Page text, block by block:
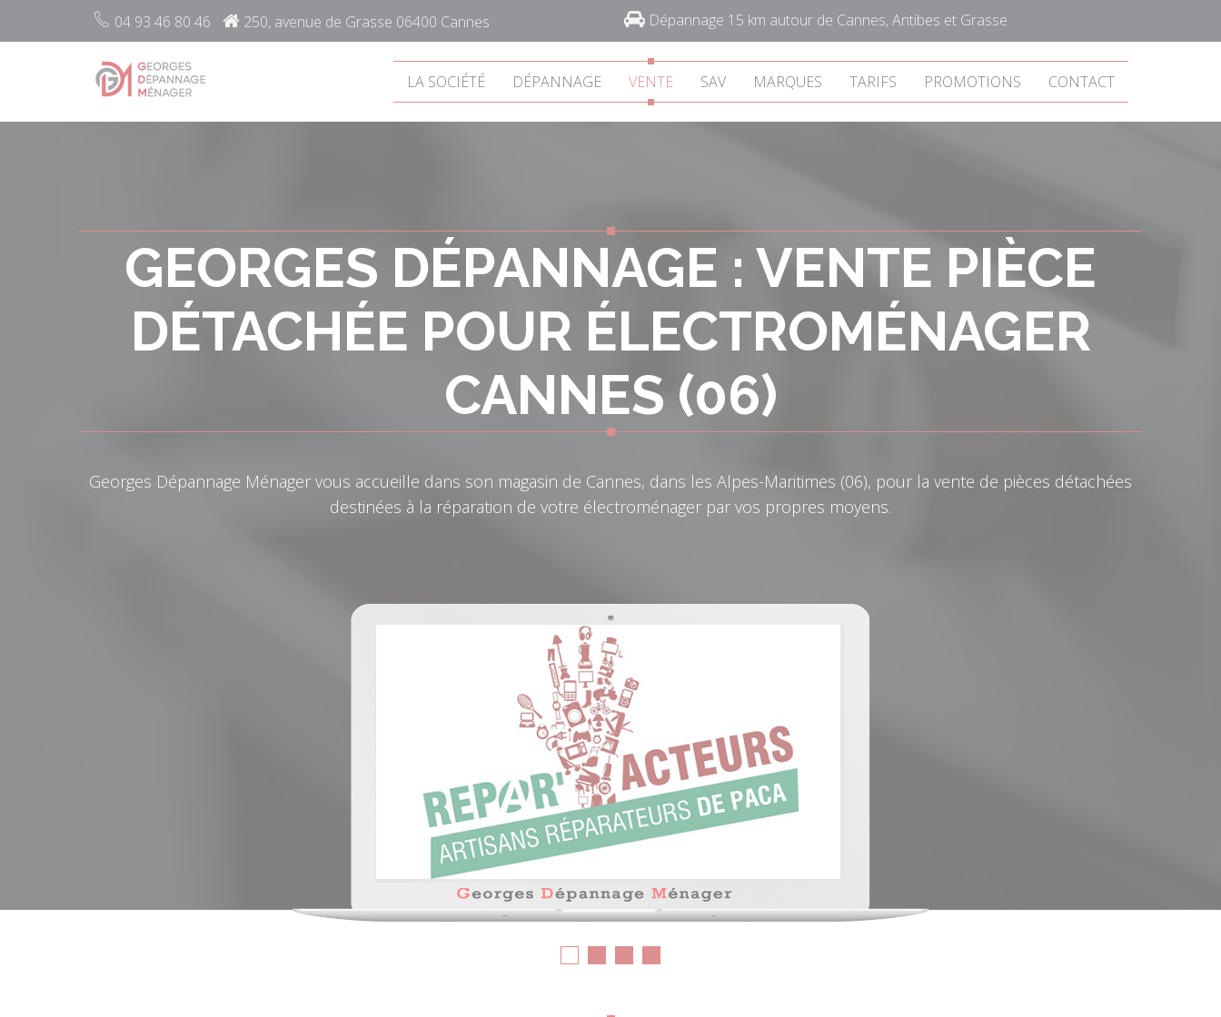
04 93 46 80 46 250, avenue de Grasse 06400 Cannes Dépannage 15 km autour de Cannes, Antibes et Grasse
LA SOCIÉTÉ DÉPANNAGE VENTE SAV MARQUES TARIFS PROMOTIONS CONTACT
GEORGES DÉPANNAGE : VENTE PIÈCE
DÉTACHÉE POUR ÉLECTROMÉNAGER
CANNES (06)
Georges Dépannage Ménager vous accueille dans son magasin de Cannes, dans les Alpes-Maritimes (06), pour la vente de pièces détachées
destinées à la réparation de votre électroménager par vos propres moyens.